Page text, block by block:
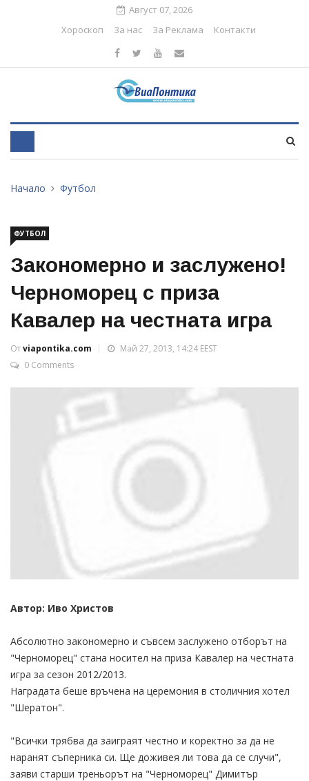
Август 07, 2026
Хороскоп
За нас За Реклама Контакти
Начало Футбол
ФУТБОЛ
Закономерно и заслужено!
Черноморец с приза
Кавалер на честната игра
Отviapontika.com
Май 27, 2013, 14:24 EEST
0 Comments
Автор: Иво Христов
Абсолютно закономерно и съвсем заслужено отборът на
"Черноморец" стана носител на приза Кавалер на честната
игра за сезон 2012/2013.
Наградата беше връчена на церемония в столичния хотел
"Шератон".
"Всички трябва да заиграят честно и коректно за да не
наранят съперника си. Ще доживея ли това да се случи",
заяви старши треньорът на "Черноморец" Димитър